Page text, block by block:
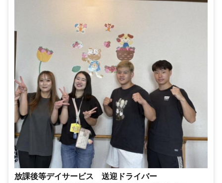
放課後等デイサービス 送迎ドライバー